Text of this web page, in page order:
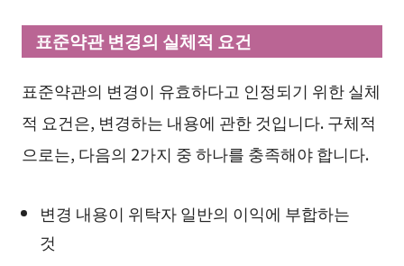
표준약관 변경의 실체적 요건
표준약관의 변경이 유효하다고 인정되기 위한 실체
적 요건은, 변경하는 내용에 관한 것입니다. 구체적
으로는, 다음의 2가지 중 하나를 충족해야 합니다.
변경 내용이 위탁자 일반의 이익에 부합하는
것